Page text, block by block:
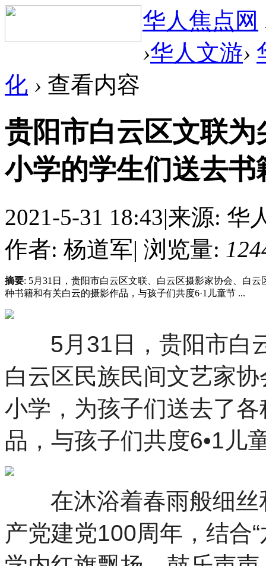
华人焦点网
›华人文游›
化 › 查看内容
贵阳市白云区文联为
小学的学生们送去书
2021-5-31 18:43|来源: 华
作者: 杨道军| 浏览量:
摘要: 5月31日，贵阳市白云区文联、白云区摄影家协会、白
种书籍和有关白云的摄影作品，与孩子们共度6·1儿童节 ...
5月31日，贵阳市白
白云区民族民间文艺家
小学，为孩子们送去了
品，与孩子们共度6•1儿
在沐浴着春雨般细丝
产党建党100周年，结合